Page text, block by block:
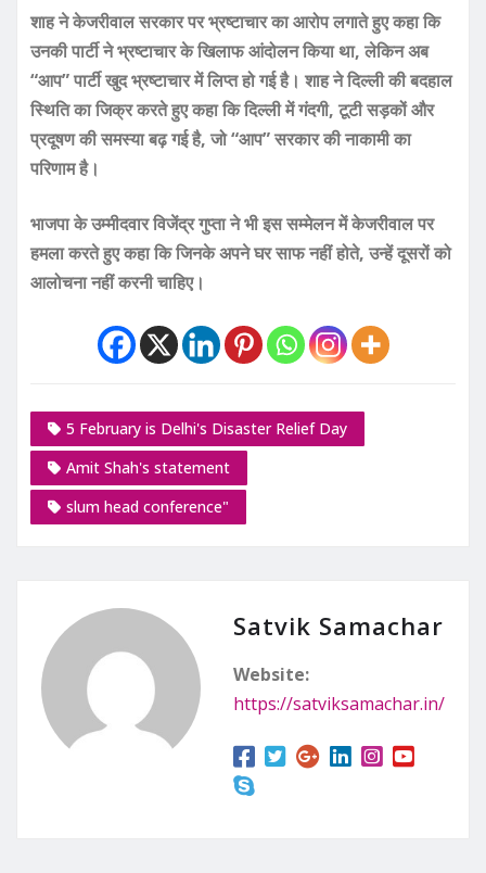
शाह ने केजरीवाल सरकार पर भ्रष्टाचार का आरोप लगाते हुए कहा कि
उनकी पार्टी ने भ्रष्टाचार के खिलाफ आंदोलन किया था, लेकिन अब
“आप” पार्टी खुद भ्रष्टाचार में लिप्त हो गई है। शाह ने दिल्ली की बदहाल
स्थिति का जिक्र करते हुए कहा कि दिल्ली में गंदगी, टूटी सड़कों और
प्रदूषण की समस्या बढ़ गई है, जो “आप” सरकार की नाकामी का
परिणाम है।
भाजपा के उम्मीदवार विजेंद्र गुप्ता ने भी इस सम्मेलन में केजरीवाल पर
हमला करते हुए कहा कि जिनके अपने घर साफ नहीं होते, उन्हें दूसरों को
आलोचना नहीं करनी चाहिए।
5 February is Delhi's Disaster Relief Day
Amit Shah's statement
slum head conference"
Satvik Samachar
Website:
https://satviksamachar.in/